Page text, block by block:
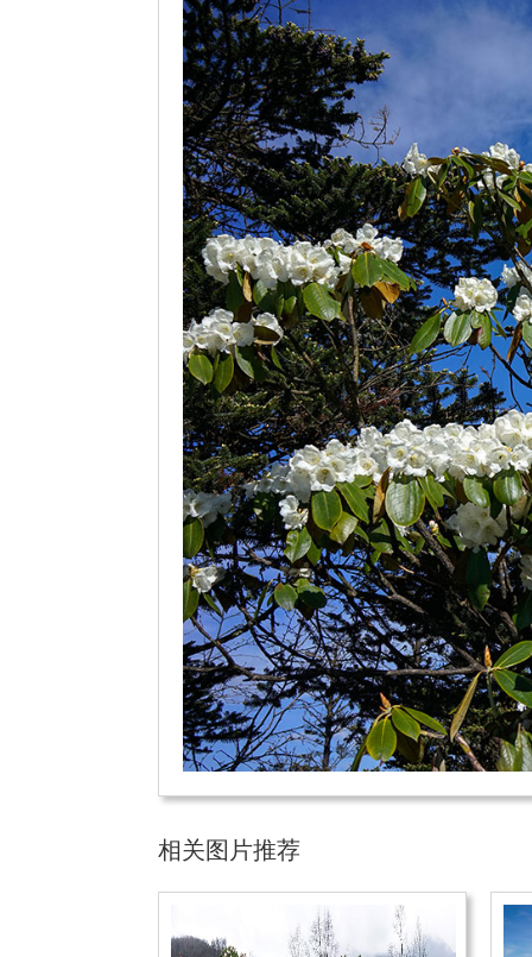
相关图片推荐